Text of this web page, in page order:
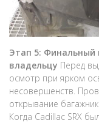
Этап 5: Финальный
владельцу Перед
осмотр при ярком
несовершенств.
открывание
Когда Cadillac SRX